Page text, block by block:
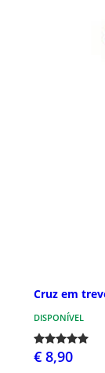
Cruz em
DISPONÍVEL
€ 8,90